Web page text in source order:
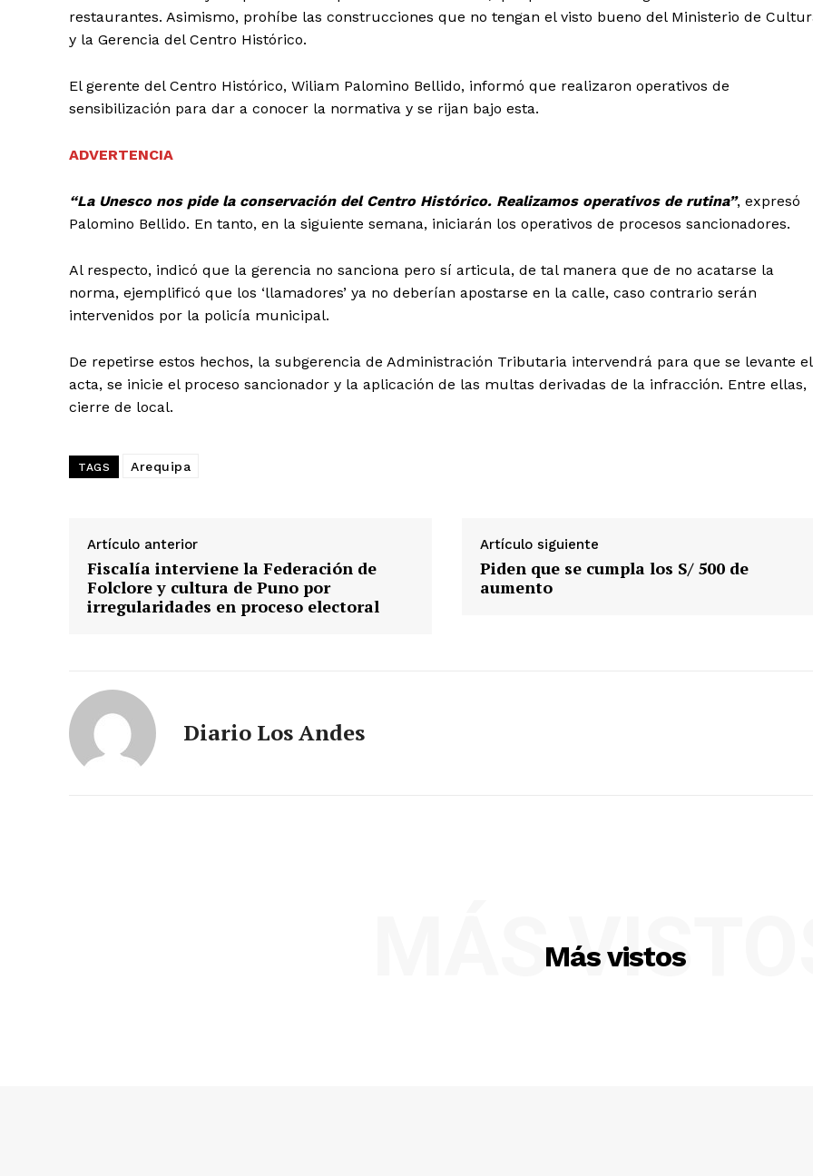
Diario los Andes
restaurantes. Asimismo, prohíbe las construcciones que no tengan el visto bueno del Ministerio de
y la Gerencia del Centro Histórico.
El gerente del Centro Histórico, Wiliam Palomino Bellido, informó que realizaron operativos de
sensibilización para dar a conocer la normativa y se rijan bajo esta.
ADVERTENCIA
“La Unesco nos pide la conservación del Centro Histórico. Realizamos operativos de rutina”, expresó
Palomino Bellido. En tanto, en la siguiente semana, iniciarán los operativos de procesos sancionadores.
Al respecto, indicó que la gerencia no sanciona pero sí articula, de tal manera que de no acatarse la
norma, ejemplificó que los ‘llamadores’ ya no deberían apostarse en la calle, caso contrario serán
intervenidos por la policía municipal.
De repetirse estos hechos, la subgerencia de Administración Tributaria intervendrá para que se levante el
acta, se inicie el proceso sancionador y la aplicación de las multas derivadas de la infracción. Entre ellas,
cierre de local.
TAGS Arequipa
Artículo anterior
Fiscalía interviene la Federación de
Folclore y cultura de Puno por
irregularidades en proceso electoral
Artículo siguiente
Piden que se cumpla los S/ 500 de
aumento
Diario Los Andes
Más vistos
MÁS